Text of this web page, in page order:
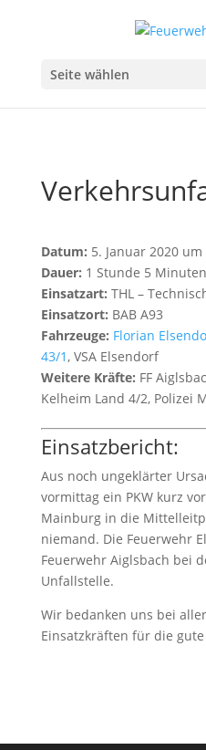
Seite wählen
Datum: 5. Januar 2020
Dauer: 1 Stunde 5 Minuten
Einsatzart: THL –
Einsatzort: BAB A93
Fahrzeuge: Florian
43/1, VSA Elsendorf
Weitere Kräfte: FF
Kelheim Land 4/2, Polizei
Einsatzbericht:
Aus noch ungeklärter
vormittag ein PKW kurz
Mainburg in die
niemand. Die Feuerwehr
Feuerwehr Aiglsbach bei
Unfallstelle.
Wir bedanken uns bei
Einsatzkräften für die